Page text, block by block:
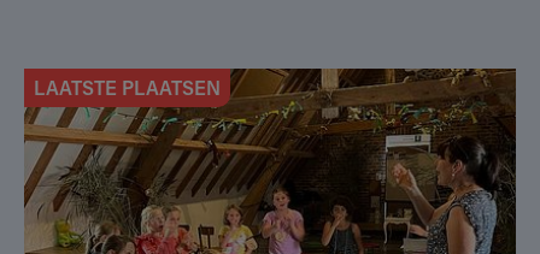
LAATSTE PLAATSEN